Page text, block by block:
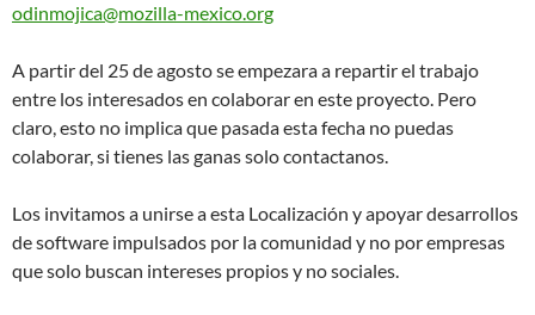
odinmojica@mozilla-mexico.org
A partir del 25 de agosto se empezara a repartir el trabajo
entre los interesados en colaborar en este proyecto. Pero
claro, esto no implica que pasada esta fecha no puedas
colaborar, si tienes las ganas solo contactanos.
Los invitamos a unirse a esta Localización y apoyar desarrollos
de software impulsados por la comunidad y no por empresas
que solo buscan intereses propios y no sociales.